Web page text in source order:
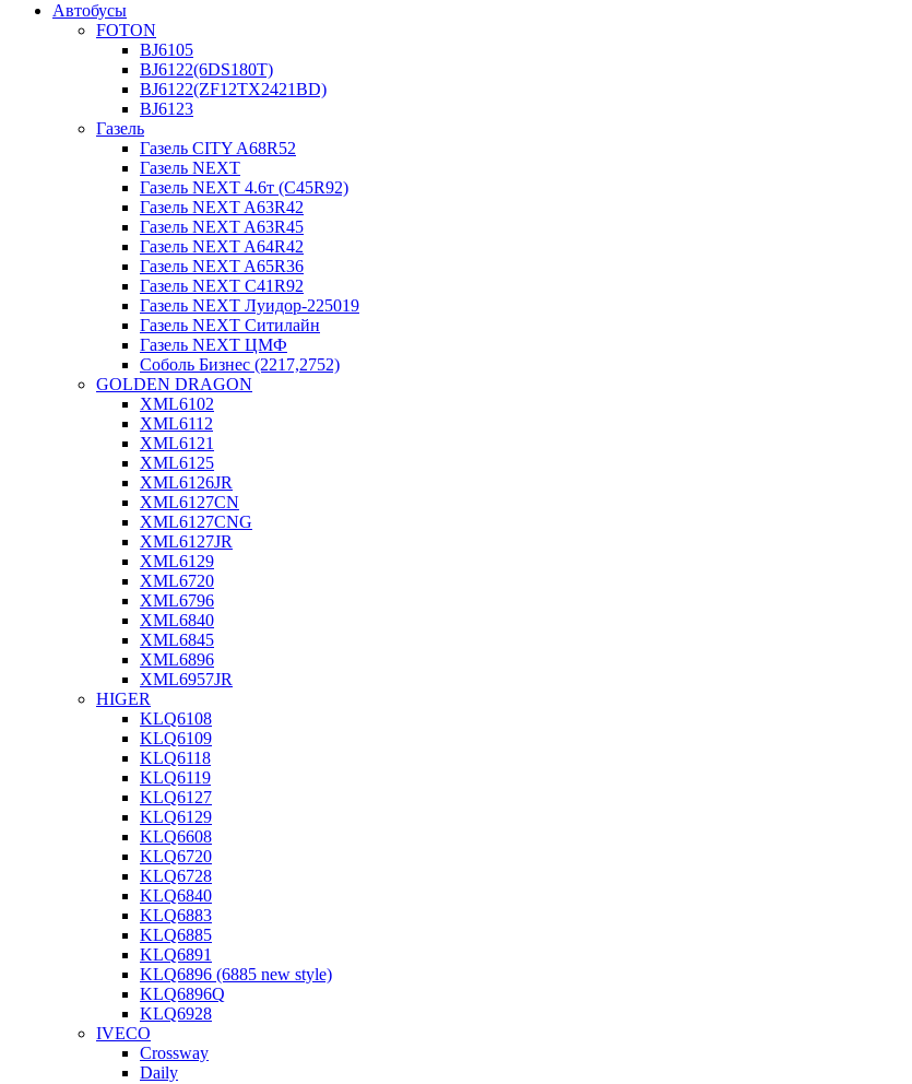
Автобусы
FOTON
BJ6105
BJ6122(6DS180T)
BJ6122(ZF12TX2421BD)
BJ6123
Газель
Газель CITY A68R52
Газель NEXT
Газель NEXT 4.6т (C45R92)
Газель NEXT A63R42
Газель NEXT A63R45
Газель NEXT A64R42
Газель NEXT A65R36
Газель NEXT C41R92
Газель NEXT Луидор-225019
Газель NEXT Ситилайн
Газель NEXT ЦМФ
Соболь Бизнес (2217,2752)
GOLDEN DRAGON
XML6102
XML6112
XML6121
XML6125
XML6126JR
XML6127CN
XML6127CNG
XML6127JR
XML6129
XML6720
XML6796
XML6840
XML6845
XML6896
XML6957JR
HIGER
KLQ6108
KLQ6109
KLQ6118
KLQ6119
KLQ6127
KLQ6129
KLQ6608
KLQ6720
KLQ6728
KLQ6840
KLQ6883
KLQ6885
KLQ6891
KLQ6896 (6885 new style)
KLQ6896Q
KLQ6928
IVECO
Crossway
Daily